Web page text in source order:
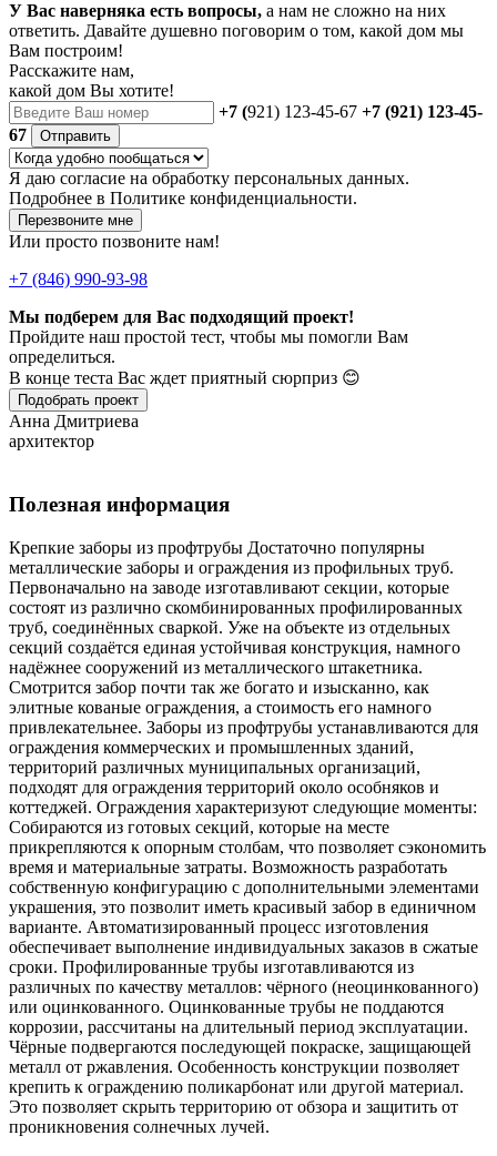
У Вас наверняка есть вопросы, а нам не сложно на них
ответить. Давайте душевно поговорим о том, какой дом мы
Вам построим!
Расскажите нам,
какой дом Вы хотите!
+7 (921) 123-45-67 +7 (921) 123-45-
67
Отправить
Я даю согласие на обработку персональных данных.
Подробнее в Политике конфиденциальности.
Перезвоните мне
Или просто позвоните нам!
+7 (846) 990-93-98
Мы подберем для Вас подходящий проект!
Пройдите наш простой тест, чтобы мы помогли Вам
определиться.
В конце теста Вас ждет приятный сюрприз 😊
Подобрать проект
Анна Дмитриева
архитектор
Полезная информация
Крепкие заборы из профтрубы Достаточно популярны
металлические заборы и ограждения из профильных труб.
Первоначально на заводе изготавливают секции, которые
состоят из различно скомбинированных профилированных
труб, соединённых сваркой. Уже на объекте из отдельных
секций создаётся единая устойчивая конструкция, намного
надёжнее сооружений из металлического штакетника.
Смотрится забор почти так же богато и изысканно, как
элитные кованые ограждения, а стоимость его намного
привлекательнее. Заборы из профтрубы устанавливаются для
ограждения коммерческих и промышленных зданий,
территорий различных муниципальных организаций,
подходят для ограждения территорий около особняков и
коттеджей. Ограждения характеризуют следующие моменты:
Собираются из готовых секций, которые на месте
прикрепляются к опорным столбам, что позволяет сэкономить
время и материальные затраты. Возможность разработать
собственную конфигурацию с дополнительными элементами
украшения, это позволит иметь красивый забор в единичном
варианте. Автоматизированный процесс изготовления
обеспечивает выполнение индивидуальных заказов в сжатые
сроки. Профилированные трубы изготавливаются из
различных по качеству металлов: чёрного (неоцинкованного)
или оцинкованного. Оцинкованные трубы не поддаются
коррозии, рассчитаны на длительный период эксплуатации.
Чёрные подвергаются последующей покраске, защищающей
металл от ржавления. Особенность конструкции позволяет
крепить к ограждению поликарбонат или другой материал.
Это позволяет скрыть территорию от обзора и защитить от
проникновения солнечных лучей.